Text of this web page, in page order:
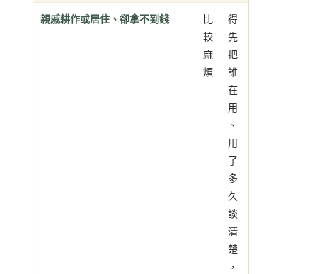
親戚耕作或居住、卻拿不到錢
比
較
麻
煩
得
先
把
誰
在
用
、
用
了
多
久
談
清
楚
，